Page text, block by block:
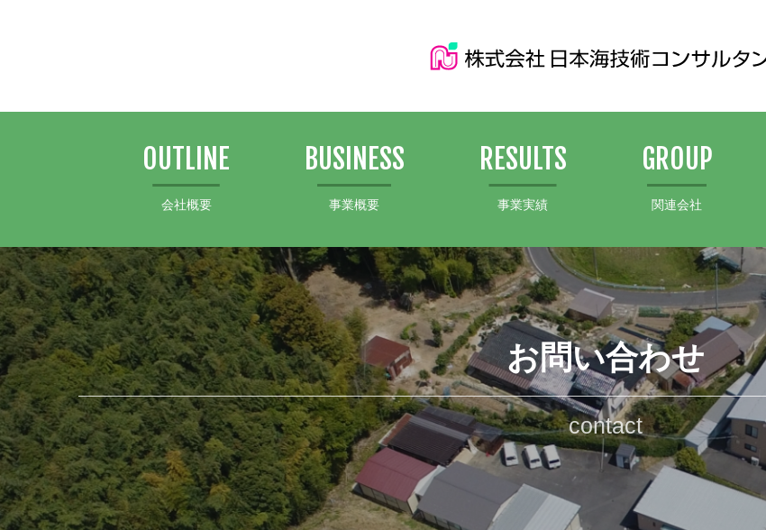
OUTLINE
会社概要
BUSINESS
事業概要
RESULTS
事業実績
GROUP
関連会社
お問い合わせ
contact